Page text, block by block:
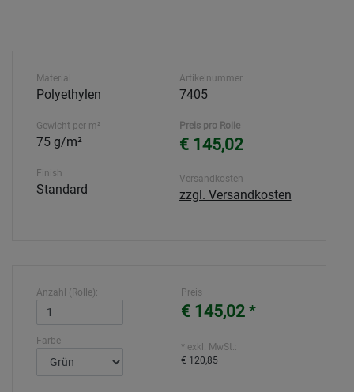
Material
Polyethylen
Gewicht per m²
75 g/m²
Finish
Standard
Artikelnummer
7405
Preis pro Rolle
€ 145,02
Versandkosten
zzgl. Versandkosten
Anzahl (Rolle):
Farbe
Preis
€ 145,02 *
* exkl. MwSt.:
€ 120,85